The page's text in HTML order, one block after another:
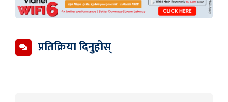
प्रतिक्रिया दिनुहोस्